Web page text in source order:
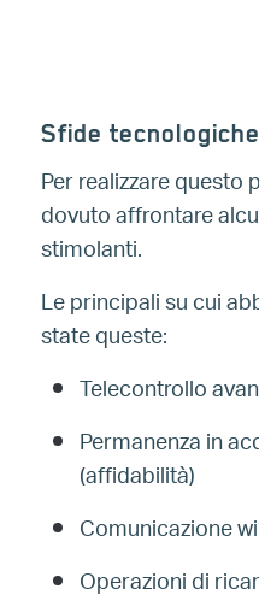
Sfide tecnologiche
Per realizzare
dovuto affrontare
stimolanti.
Le principali su cui
state queste:
Telecontrollo
Permanenza in
(affidabilità)
Comunicazione
Operazioni di